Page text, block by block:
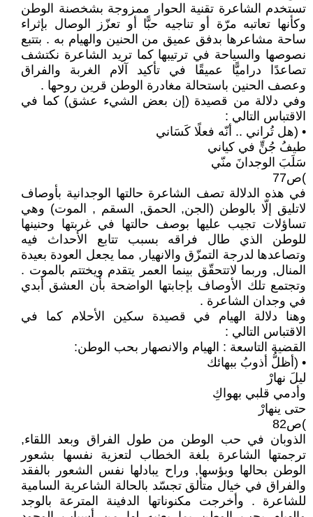
تستخدم الشاعرة تقنية الحوار ممزوجة بشخصنة الوطن
وكأنها تعاتبه مرّة أو تناجيه حبًّا أو تعزّز الوصال بإثراء
ساحة مشاعرها بدفق عميق من الحنين والهيام به . بتتبع
نصوصها والسياحة في ترتيبها كما تريد الشاعرة نكتشف
تصاعدًا دراميًّا عميقًا في تأكيد آلام الغربة والفراق
وعصف الحنين باستحالة مغادرة الوطن قرين روحها .
وفي دلالة من قصيدة (إن بعض الشيء عشق) كما في
الاقتباس التالي :
• (هل تُراني .. أنّه فعلًا كَسَاني
طيفُ جُنٍّ في كياني
سَلَبَ الوجدانَ منّي
)ص77
في هذه الدلالة تصف الشاعرة حالتها الوجدانية بأوصاف
لاتليق إلّا بالوطن (الجن, الحمق, السقم , الموت) وهي
تساؤلات تجيب عليها بوصف حالتها في غربتها وحنينها
للوطن الذي طال فراقه بسبب تتابع الأحداث فيه
وتصاعدها لدرجة التمزّق والانهيار, مما يجعل العودة بعيدة
المنال, وربما لاتتحقّق بينما العمر يتقدم ويختتم بالموت .
وتجتمع تلك الأوصاف بإجابتها الواضحة بأن العشق أبدي
في وجدان الشاعرة .
وهنا دلالة الهيام في قصيدة سكين الأحلام كما في
الاقتباس التالي :
القضية التاسعة : الهيام والانصهار بحب الوطن:
• (أظلُّ أذوبُ ببهائك
ليلَ نهارْ
وأدمي قلبي بهواكِ
حتى ينهارْ
)ص82
الذوبان في حب الوطن من طول الفراق وبعد اللقاء,
ترجمتها الشاعرة بلغة الخطاب لتعزية نفسها بشعور
الوطن بحالها وبؤسها, وراح يبادلها نفس الشعور بالفقد
والفراق في خيال متألق تجسّد بالحالة الشاعرية السامية
للشاعرة . وأخرجت مكنوناتها الدفينة المترعة بالوجد